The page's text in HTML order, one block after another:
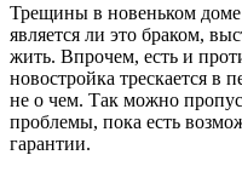
Трещины в новеньком
является ли это браком,
жить. Впрочем, есть и
новостройка трескается в
не о чем. Так можно
проблемы, пока есть
гарантии.